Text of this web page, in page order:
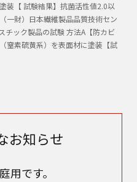
装【 試験結果】抗菌活性値2.0以
一財）日本繊維製品品質技術セン
チック製品の試験 方法A【防カビ
窒素硫黄系）を表面材に塗装【試
お知らせ
用です。